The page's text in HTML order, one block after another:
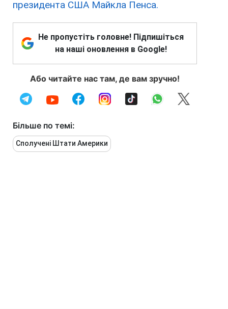
президента США Майкла Пенса.
Не пропустіть головне! Підпишіться
на наші оновлення в Google!
Або читайте нас там, де вам зручно!
Більше по темі:
Сполучені Штати Америки